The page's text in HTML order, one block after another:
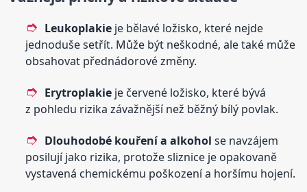
Leukoplakie je bělavé ložisko, které nejde
jednoduše setřít. Může být neškodné, ale také může
obsahovat přednádorové změny.
Erytroplakie je červené ložisko, které bývá
z pohledu rizika závažnější než běžný bílý povlak.
Dlouhodobé kouření a alkohol se navzájem
posilují jako rizika, protože sliznice je opakovaně
vystavená chemickému poškození a horšímu hojení.